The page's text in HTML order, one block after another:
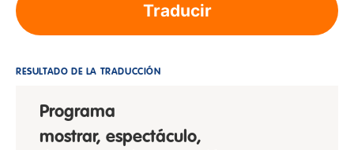
Traducir
RESULTADO DE LA TRADUCCIÓN
Programa
mostrar, espectáculo,